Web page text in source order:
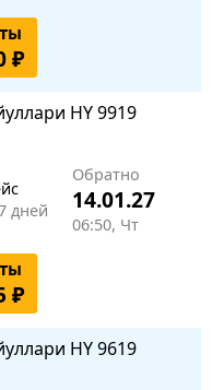
₽
HY 9919
дней
Обратно
14.01.27
06:50, Чт
₽
HY 9619